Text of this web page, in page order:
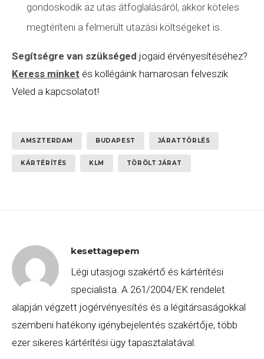
gondoskodik az utas átfoglalásáról, akkor köteles
megtéríteni a felmerült utazási költségeket is.
Segítségre van szükséged jogaid érvényesítéséhez?
Keress minket és kollégáink hamarosan felveszik
Veled a kapcsolatot!
AMSZTERDAM BUDAPEST JÁRATTÖRLÉS
KÁRTÉRÍTÉS KLM TÖRÖLT JÁRAT
kesettagepem
Légi utasjogi szakértő és kártérítési
specialista. A 261/2004/EK rendelet
alapján végzett jogérvényesítés és a légitársaságokkal
szembeni hatékony igénybejelentés szakértője, több
ezer sikeres kártérítési ügy tapasztalatával.